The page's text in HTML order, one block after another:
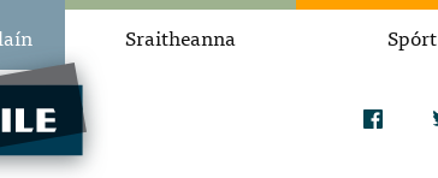
Sraitheanna Spórt